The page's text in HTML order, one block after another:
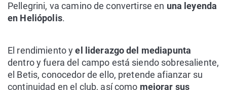
Pellegrini, va camino de convertirse en una leyenda
en Heliópolis.
El rendimiento yel liderazgo del mediapunta
dentro y fuera del campo está siendo sobresaliente,
el Betis, conocedor de ello, pretende afianzar su
continuidad en el club, así como mejorar sus